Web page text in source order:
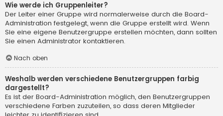
Wie werde ich Gruppenleiter?
Der Leiter einer Gruppe wird normalerweise durch die Board-
Administration festgelegt, wenn die Gruppe erstellt wird. Wenn
Sie eine eigene Benutzergruppe erstellen möchten, dann sollten
Sie einen Administrator kontaktieren.
Nach oben
Weshalb werden verschiedene Benutzergruppen farbig
dargestellt?
Es ist der Board-Administration möglich, den Benutzergruppen
verschiedene Farben zuzuteilen, so dass deren Mitglieder